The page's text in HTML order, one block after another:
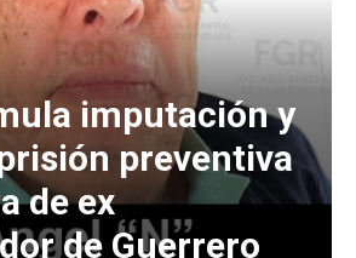
imputación y
preventiva
de ex
de Guerrero